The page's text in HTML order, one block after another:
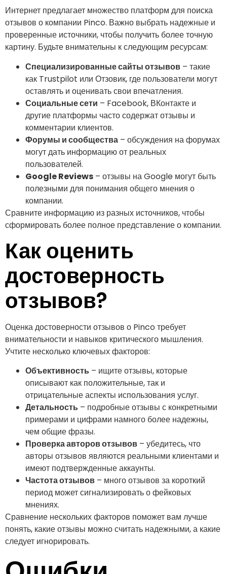
Интернет предлагает множество платформ для поиска
отзывов о компании Pinco. Важно выбрать надежные и
проверенные источники, чтобы получить более точную
картину. Будьте внимательны к следующим ресурсам:
Специализированные сайты отзывов – такие
как Trustpilot или Отзовик, где пользователи могут
оставлять и оценивать свои впечатления.
Социальные сети – Facebook, ВКонтакте и
другие платформы часто содержат отзывы и
комментарии клиентов.
Форумы и сообщества – обсуждения на форумах
могут дать информацию от реальных
пользователей.
Google Reviews – отзывы на Google могут быть
полезными для понимания общего мнения о
компании.
Сравните информацию из разных источников, чтобы
сформировать более полное представление о компании.
Как оценить
достоверность
отзывов?
Оценка достоверности отзывов о Pinco требует
внимательности и навыков критического мышления.
Учтите несколько ключевых факторов:
Объективность – ищите отзывы, которые
описывают как положительные, так и
отрицательные аспекты использования услуг.
Детальность – подробные отзывы с конкретными
примерами и цифрами намного более надежны,
чем общие фразы.
Проверка авторов отзывов – убедитесь, что
авторы отзывов являются реальными клиентами и
имеют подтвержденные аккаунты.
Частота отзывов – много отзывов за короткий
период может сигнализировать о фейковых
мнениях.
Сравнение нескольких факторов поможет вам лучше
понять, какие отзывы можно считать надежными, а какие
следует игнорировать.